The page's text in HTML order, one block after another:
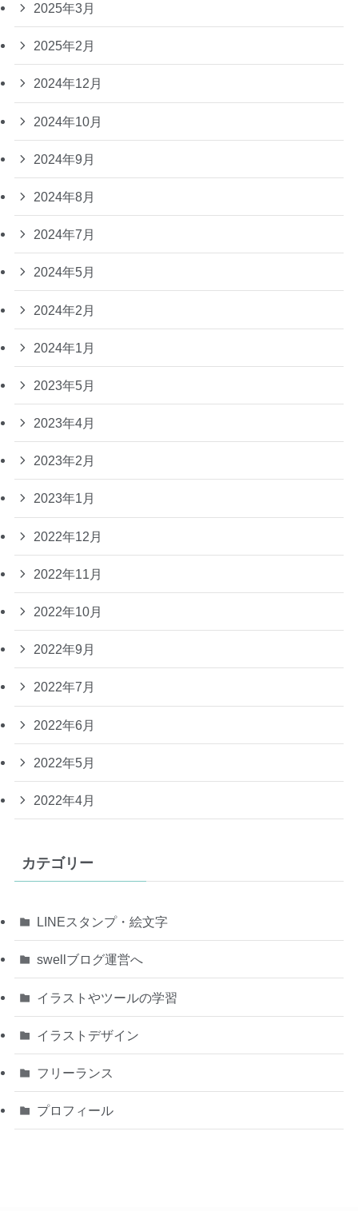
2025年3月
2025年2月
2024年12月
2024年10月
2024年9月
2024年8月
2024年7月
2024年5月
2024年2月
2024年1月
2023年5月
2023年4月
2023年2月
2023年1月
2022年12月
2022年11月
2022年10月
2022年9月
2022年7月
2022年6月
2022年5月
2022年4月
カテゴリー
LINEスタンプ・絵文字
swellブログ運営へ
イラストやツールの学習
イラストデザイン
フリーランス
プロフィール